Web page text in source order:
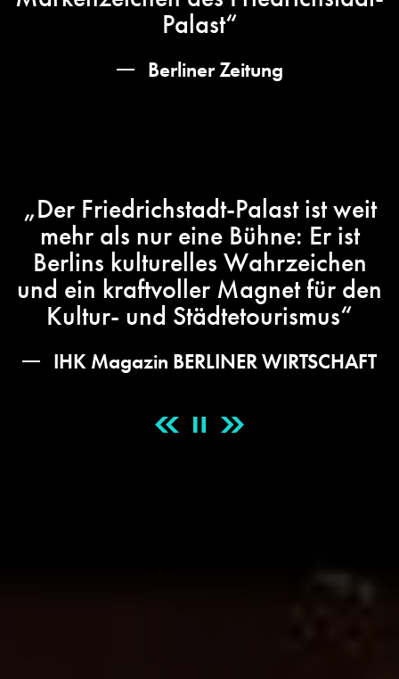
Palast“
Berliner Zeitung
„Der Friedrichstadt-Palast ist weit
mehr als nur eine Bühne: Er ist
Berlins kulturelles Wahrzeichen
und ein kraftvoller Magnet für den
Kultur- und Städtetourismus“
IHK Magazin BERLINER WIRTSCHAFT